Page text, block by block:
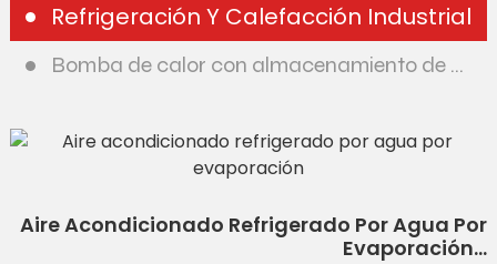
Refrigeración Y Calefacción Industrial
Bomba de calor con almacenamiento de energía fotovoltaica
Aire Acondicionado Refrigerado Por Agua Por
Evaporación...